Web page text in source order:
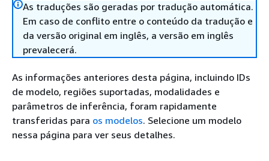
As traduções são geradas por tradução automática.
Em caso de conflito entre o conteúdo da tradução e
da versão original em inglês, a versão em inglês
prevalecerá.
As informações anteriores desta página, incluindo IDs
de modelo, regiões suportadas, modalidades e
parâmetros de inferência, foram rapidamente
transferidas para os modelos. Selecione um modelo
nessa página para ver seus detalhes.